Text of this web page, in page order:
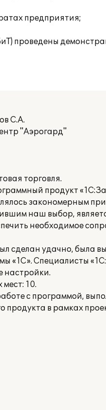
предприятия;
проведены
С.А.
"Аэрогард"
торговля.
продукт
закономерным
наш выбор,
необходимое
удачно, была
Специалисты
настройки.
10.
с программой,
продукта в рамках